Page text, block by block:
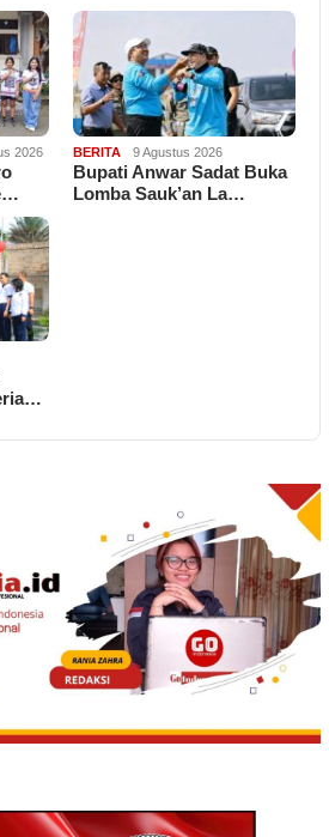
2026 BERITA 9 Agustus 2026
Bupati Anwar Sadat Buka
Lomba Sauk’an La…